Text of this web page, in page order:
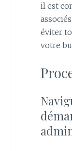
il est
éviter
votre